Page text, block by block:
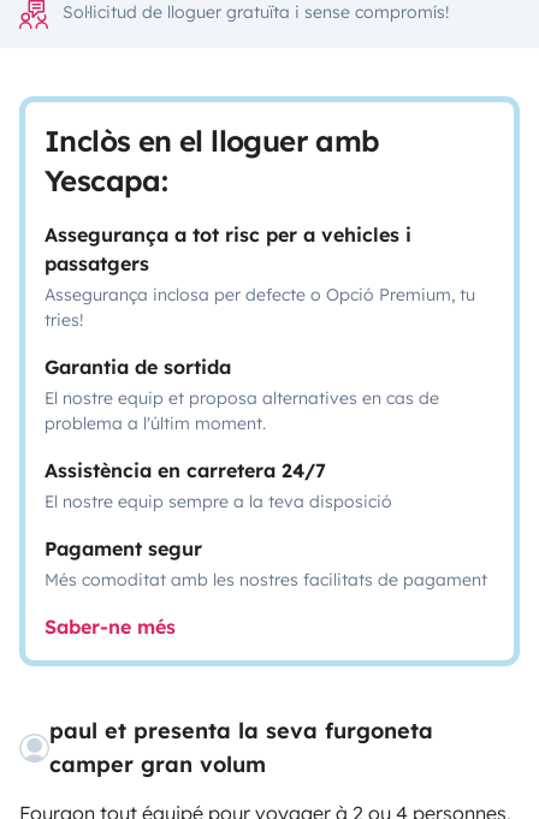
Sol·licitud de lloguer gratuïta i sense compromís!
Inclòs en el lloguer amb
Yescapa:
Assegurança a tot risc per a vehicles i
passatgers
Assegurança inclosa per defecte o Opció Premium, tu
tries!
Garantia de sortida
El nostre equip et proposa alternatives en cas de
problema a l'últim moment.
Assistència en carretera 24/7
El nostre equip sempre a la teva disposició
Pagament segur
Més comoditat amb les nostres facilitats de pagament
Saber-ne més
paul et presenta la seva furgoneta
camper gran volum
Fourgon tout équipé pour voyager à 2 ou 4 personnes,